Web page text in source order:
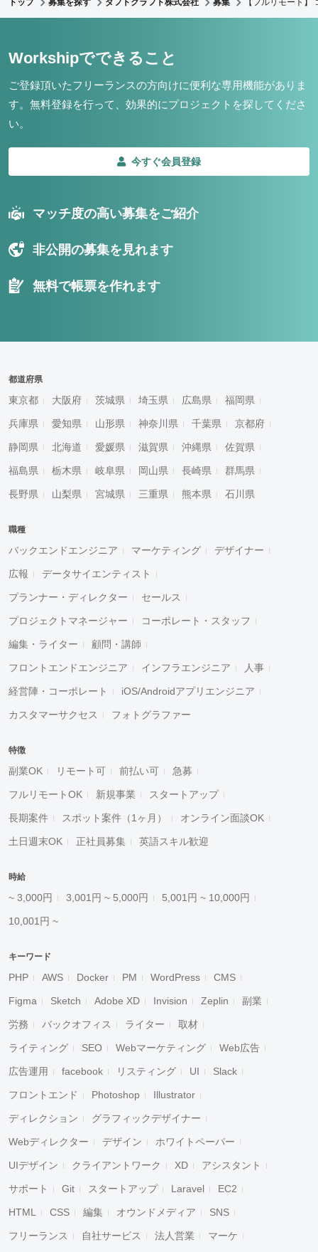
トップ 募集を探す ダフトクラフト株式会社 募集 【フルリモート
Workshipでできること
ご登録頂いたフリーランスの方向けに便利な専用機能がありま
す。 無料登録を行って、効果的にプロジェクトを探してくださ
い。
今すぐ会員登録
マッチ度の高い募集をご紹介
非公開の募集を見れます
無料で帳票を作れます
都道府県
東京都 大阪府 茨城県 埼玉県 広島県 福岡県
兵庫県 愛知県 山形県 神奈川県 千葉県 京都府
静岡県 北海道 愛媛県 滋賀県 沖縄県 佐賀県
福島県 栃木県 岐阜県 岡山県 長崎県 群馬県
長野県 山梨県 宮城県 三重県 熊本県 石川県
職種
バックエンドエンジニア マーケティング デザイナー
広報 データサイエンティスト
プランナー・ディレクター セールス
プロジェクトマネージャー コーポレート・スタッフ
編集・ライター 顧問・講師
フロントエンドエンジニア インフラエンジニア 人事
経営陣・コーポレート iOS/Androidアプリエンジニア
カスタマーサクセス フォトグラファー
特徴
副業OK リモート可 前払い可 急募
フルリモートOK 新規事業 スタートアップ
長期案件 スポット案件（1ヶ月） オンライン面談OK
土日週末OK 正社員募集 英語スキル歓迎
時給
~ 3,000円 3,001円 ~ 5,000円 5,001円 ~ 10,000円
10,001円 ~
キーワード
PHP AWS Docker PM WordPress CMS
Figma Sketch Adobe XD Invision Zeplin 副業
労務 バックオフィス ライター 取材
ライティング SEO Webマーケティング Web広告
広告運用 facebook リスティング UI Slack
フロントエンド Photoshop Illustrator
ディレクション グラフィックデザイナー
Webディレクター デザイン ホワイトペーパー
UIデザイン クライアントワーク XD アシスタント
サポート Git スタートアップ Laravel EC2
HTML CSS 編集 オウンドメディア SNS
フリーランス 自社サービス 法人営業 マーケ